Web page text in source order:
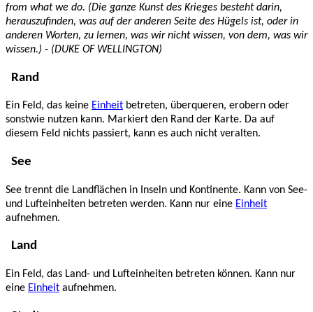
from what we do. (Die ganze Kunst des Krieges besteht darin,
herauszufinden, was auf der anderen Seite des Hügels ist, oder in
anderen Worten, zu lernen, was wir nicht wissen, von dem, was wir
wissen.) - (DUKE OF WELLINGTON)
Rand
Ein Feld, das keine Einheit betreten, überqueren, erobern oder
sonstwie nutzen kann. Markiert den Rand der Karte. Da auf
diesem Feld nichts passiert, kann es auch nicht veralten.
See
See trennt die Landflächen in Inseln und Kontinente. Kann von See-
und Lufteinheiten betreten werden. Kann nur eine Einheit
aufnehmen.
Land
Ein Feld, das Land- und Lufteinheiten betreten können. Kann nur
eine Einheit aufnehmen.